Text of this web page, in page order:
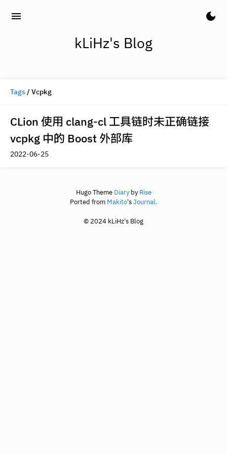
menu dark_mode
kLiHz's Blog
Tags/ Vcpkg
CLion 使用 clang-cl 工具链时未正确链接
vcpkg 中的 Boost 外部库
2022-06-25
Hugo Theme DiarybyRise
Ported from Makito'sJournal.
© 2024 kLiHz's Blog